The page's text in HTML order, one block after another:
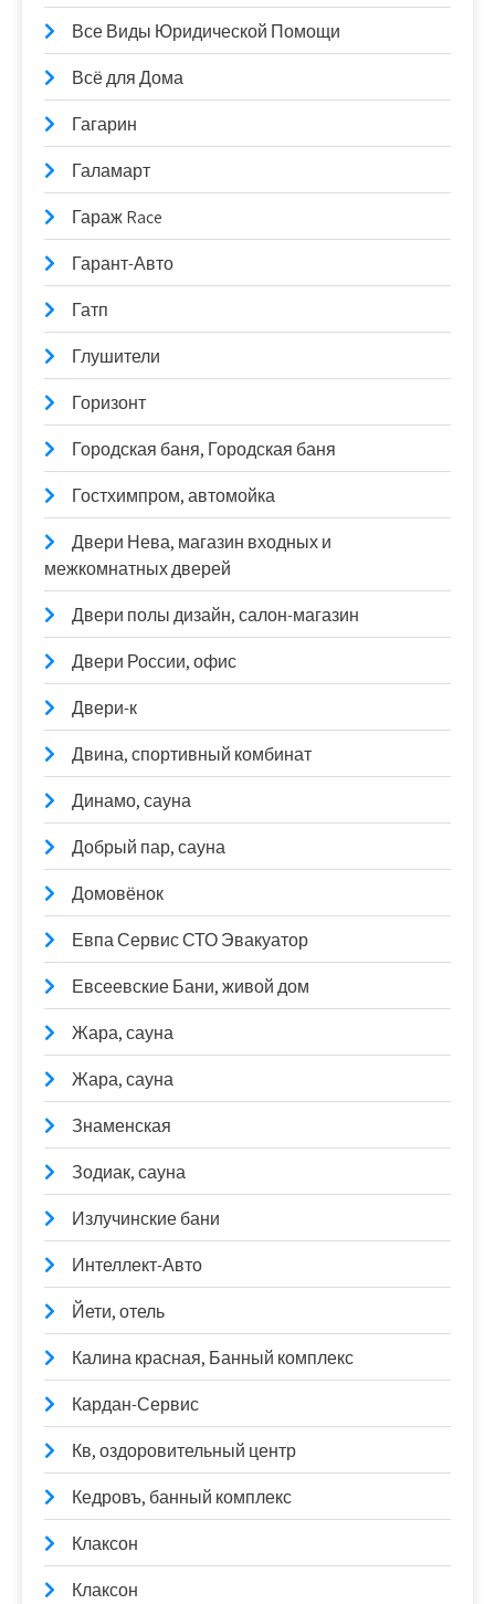
Все Виды Юридической Помощи
Всё для Дома
Гагарин
Галамарт
Гараж Race
Гарант-Авто
Гатп
Глушители
Горизонт
Городская баня, Городская баня
Гостхимпром, автомойка
Двери Нева, магазин входных и
межкомнатных дверей
Двери полы дизайн, салон-магазин
Двери России, офис
Двери-к
Двина, спортивный комбинат
Динамо, сауна
Добрый пар, сауна
Домовёнок
Евпа Сервис СТО Эвакуатор
Евсеевские Бани, живой дом
Жара, сауна
Жара, сауна
Знаменская
Зодиак, сауна
Излучинские бани
Интеллект-Авто
Йети, отель
Калина красная, Банный комплекс
Кардан-Сервис
Кв, оздоровительный центр
Кедровъ, банный комплекс
Клаксон
Клаксон